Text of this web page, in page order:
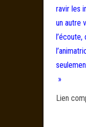
ravir les
un autre
»
Lien